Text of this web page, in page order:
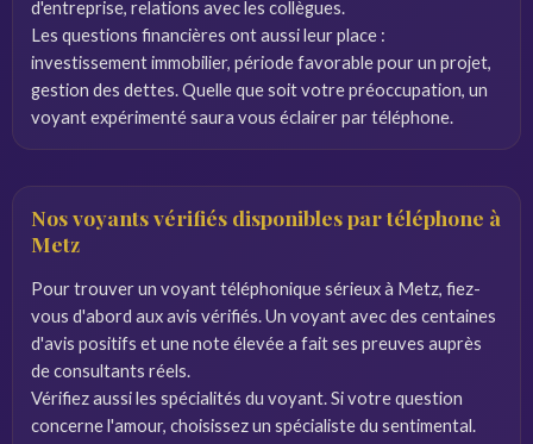
d'entreprise, relations avec les collègues.
Les questions financières ont aussi leur place :
investissement immobilier, période favorable pour un projet,
gestion des dettes. Quelle que soit votre préoccupation, un
voyant expérimenté saura vous éclairer par téléphone.
Nos voyants vérifiés disponibles par téléphone à
Metz
Pour trouver un voyant téléphonique sérieux à Metz, fiez-
vous d'abord aux avis vérifiés. Un voyant avec des centaines
d'avis positifs et une note élevée a fait ses preuves auprès
de consultants réels.
Vérifiez aussi les spécialités du voyant. Si votre question
concerne l'amour, choisissez un spécialiste du sentimental.